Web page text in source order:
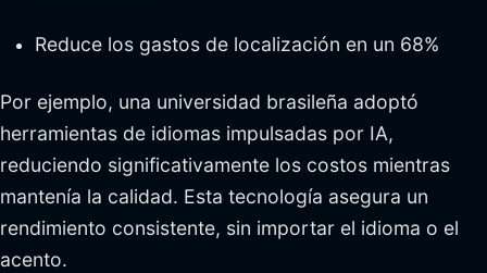
Reduce los gastos de localización en un 68%
Por ejemplo, una universidad brasileña adoptó
herramientas de idiomas impulsadas por IA,
reduciendo significativamente los costos mientras
mantenía la calidad. Esta tecnología asegura un
rendimiento consistente, sin importar el idioma o el
acento.